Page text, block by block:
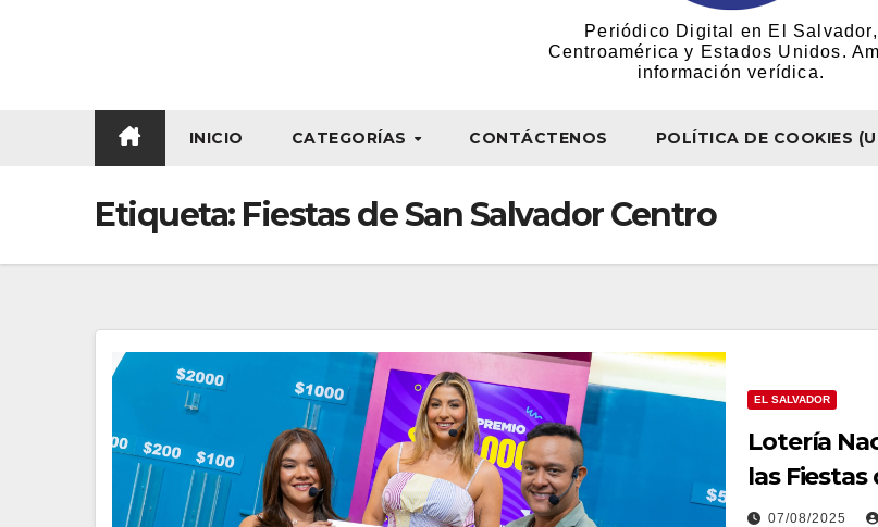
Periódico Digital en El Salvador,
Centroamérica y Estados Unidos.
información verídica.
INICIO CATEGORÍAS CONTÁCTENOS POLÍTICA DE COOKIES
Etiqueta: Fiestas de San Salvador Centro
EL SALVADOR
Lotería
las
07/08/2025